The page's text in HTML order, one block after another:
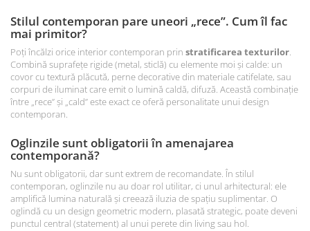
Stilul contemporan pare uneori „rece”. Cum îl fac
mai primitor?
Poți încălzi orice interior contemporan prin stratificarea texturilor.
Combină suprafețe rigide (metal, sticlă) cu elemente moi și calde: un
covor cu textură plăcută, perne decorative din materiale catifelate, sau
corpuri de iluminat care emit o lumină caldă, difuză. Această combinație
între „rece” și „cald” este exact ce oferă personalitate unui design
contemporan.
Oglinzile sunt obligatorii în amenajarea
contemporană?
Nu sunt obligatorii, dar sunt extrem de recomandate. În stilul
contemporan, oglinzile nu au doar rol utilitar, ci unul arhitectural: ele
amplifică lumina naturală și creează iluzia de spațiu suplimentar. O
oglindă cu un design geometric modern, plasată strategic, poate deveni
punctul central (statement) al unui perete din living sau hol.